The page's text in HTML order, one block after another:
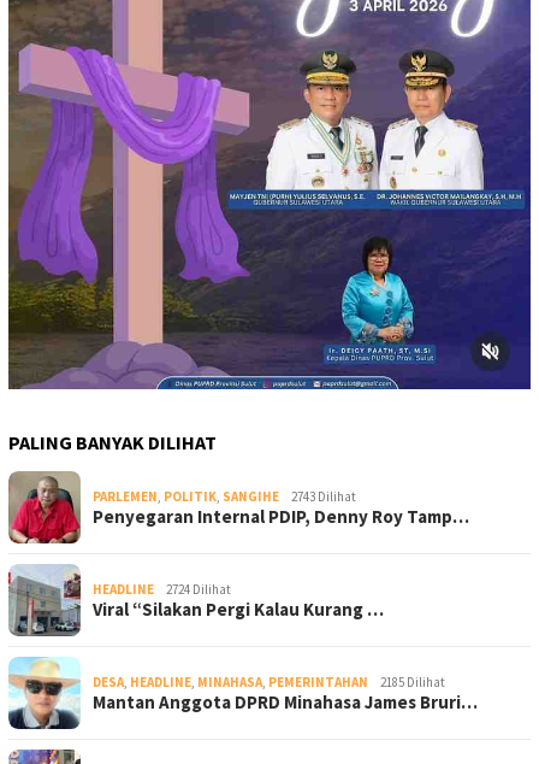
PALING BANYAK DILIHAT
PARLEMEN, POLITIK, SANGIHE 2743 Dilihat
Penyegaran Internal PDIP, Denny Roy Tamp…
HEADLINE 2724 Dilihat
Viral “Silakan Pergi Kalau Kurang …
DESA, HEADLINE, MINAHASA, PEMERINTAHAN 2185 Dilihat
Mantan Anggota DPRD Minahasa James Bruri…